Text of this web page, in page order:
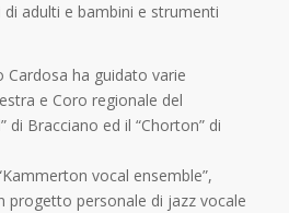
di adulti e bambini e strumenti
Cardosa ha guidato varie
e Coro regionale del
di Bracciano ed il “Chorton” di
vocal ensemble”,
progetto personale di jazz vocale